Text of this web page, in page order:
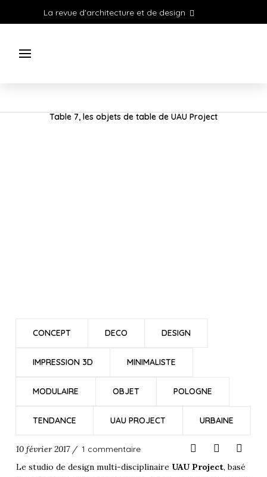
La revue d'architecture et de design
Table 7, les objets de table de UAU Project
CONCEPT DECO DESIGN
IMPRESSION 3D MINIMALISTE
MODULAIRE OBJET POLOGNE
TENDANCE UAU PROJECT URBAINE
10 février 2017 / 1 commentaire
Le studio de design multi-disciplinaire UAU Project, basé